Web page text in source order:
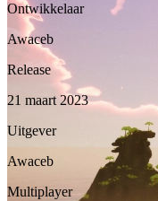
Ontwikkelaar
Awaceb
Release
21 maart 2023
Uitgever
Awaceb
Multiplayer